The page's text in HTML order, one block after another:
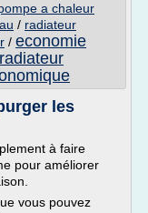
a chaleur
/ radiateur
/ economie
radiateur
les
à faire
pour améliorer
vous pouvez